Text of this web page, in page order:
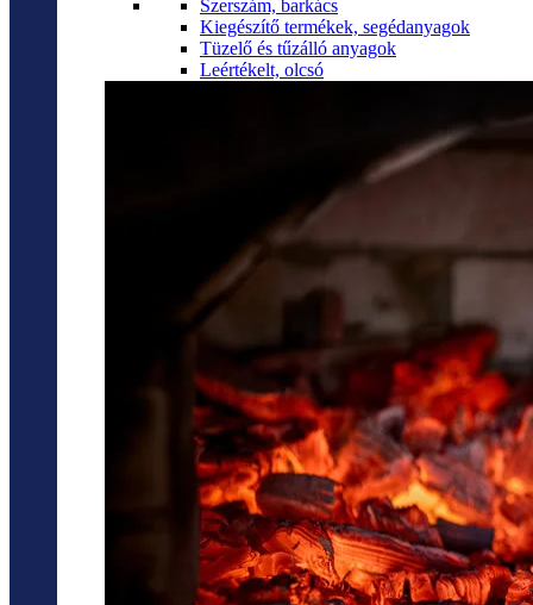
Szerszám, barkács
Kiegészítő termékek, segédanyagok
Tüzelő és tűzálló anyagok
Leértékelt, olcsó